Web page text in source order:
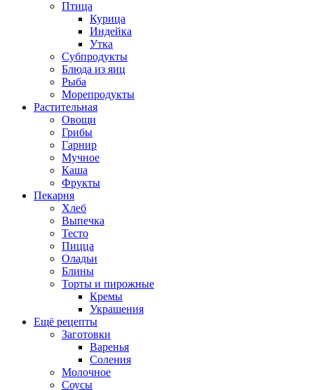
Птица
Курица
Индейка
Утка
Субпродукты
Блюда из яиц
Рыба
Морепродукты
Растительная
Овощи
Грибы
Гарнир
Мучное
Каша
Фрукты
Пекарня
Хлеб
Выпечка
Тесто
Пицца
Оладьи
Блины
Торты и пирожные
Кремы
Украшения
Ещё рецепты
Заготовки
Варенья
Соления
Молочное
Соусы